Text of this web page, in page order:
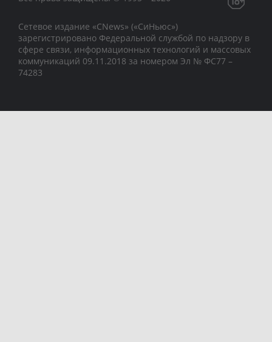
Сетевое издание «CNews» («СиНьюс»)
зарегистрировано Федеральной службой по надзору в
сфере связи, информационных технологий и массовых
коммуникаций 09.11.2018 за номером Эл № ФС77 –
74283